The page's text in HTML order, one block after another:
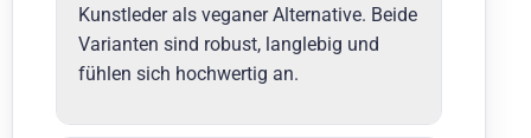
Kunstleder als veganer Alternative. Beide
Varianten sind robust, langlebig und
fühlen sich hochwertig an.